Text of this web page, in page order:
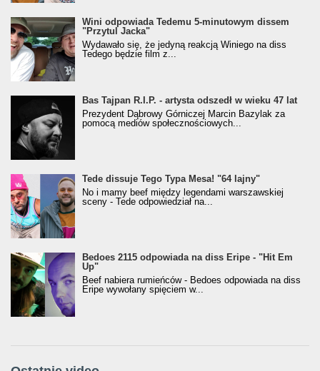
Wini odpowiada Tedemu 5-minutowym dissem
"Przytul Jacka"
Wydawało się, że jedyną reakcją Winiego na diss
Tedego będzie film z...
Bas Tajpan R.I.P. - artysta odszedł w wieku 47 lat
Prezydent Dąbrowy Górniczej Marcin Bazylak za
pomocą mediów społecznościowych...
Tede dissuje Tego Typa Mesa! "64 lajny"
No i mamy beef między legendami warszawskiej
sceny - Tede odpowiedział na...
Bedoes 2115 odpowiada na diss Eripe - "Hit Em
Up"
Beef nabiera rumieńców - Bedoes odpowiada na diss
Eripe wywołany spięciem w...